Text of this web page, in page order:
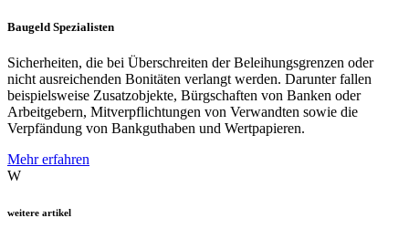
Baugeld Spezialisten
Sicherheiten, die bei Überschreiten der Beleihungsgrenzen oder
nicht ausreichenden Bonitäten verlangt werden. Darunter fallen
beispielsweise Zusatzobjekte, Bürgschaften von Banken oder
Arbeitgebern, Mitverpflichtungen von Verwandten sowie die
Verpfändung von Bankguthaben und Wertpapieren.
Mehr erfahren
W
weitere artikel